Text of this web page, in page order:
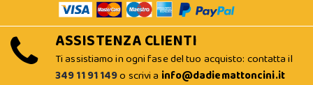
ASSISTENZA CLIENTI
Ti assistiamo in ogni fase del tuo acquisto: contatta il
349 11 91 149o scrivi a info@dadiemattoncini.it